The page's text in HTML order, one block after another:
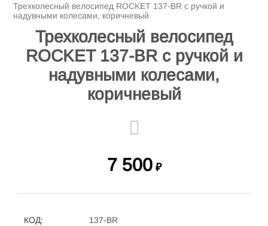
Трехколесный велосипед ROCKET 137-BR с ручкой и
надувными колесами, коричневый
Трехколесный велосипед
ROCKET 137-BR с ручкой и
надувными колесами,
коричневый
7 500 ₽
КОД:
137-BR